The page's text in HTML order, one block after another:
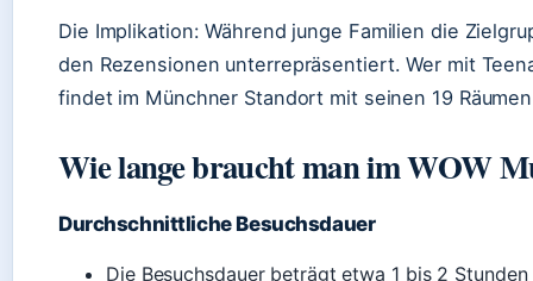
Die Implikation: Während junge Familien die
den Rezensionen unterrepräsentiert. Wer mit
findet im Münchner Standort mit seinen 19
Wie lange braucht man im WOW
Durchschnittliche Besuchsdauer
Die Besuchsdauer beträgt etwa 1 bis 2